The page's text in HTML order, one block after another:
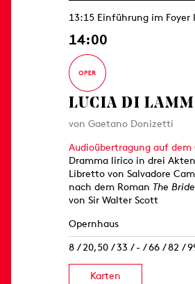
13:15 Einführung im Foyer
14:00
LUCIA DI
von Gaetano Donizetti
Audioübertragung auf
Dramma lirico in drei Akten
Libretto von Salvadore
nach dem Roman The
von Sir Walter Scott
Opernhaus
8 / 20,50 / 33 / - / 66 / 82 /
Karten